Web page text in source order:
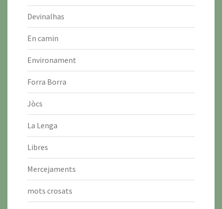
Devinalhas
En camin
Environament
Forra Borra
Jòcs
La Lenga
Libres
Mercejaments
mots crosats